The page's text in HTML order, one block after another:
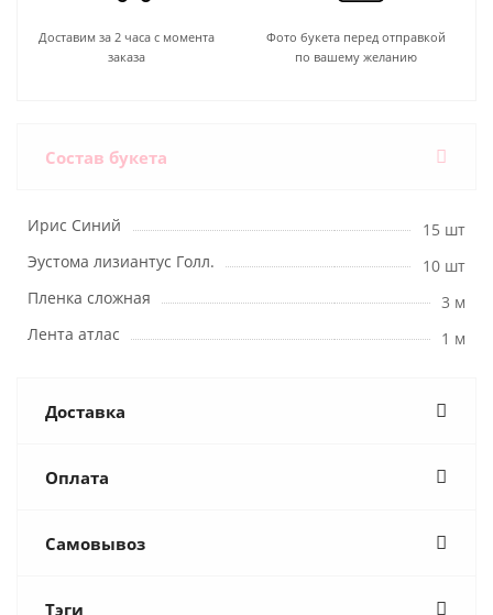
Доставим за 2 часа с момента
заказа
Фото букета перед отправкой
по вашему желанию
Состав букета
Ирис Синий
15 шт
Эустома лизиантус Голл.
10 шт
Пленка сложная
3 м
Лента атлас
1 м
Доставка
Оплата
Самовывоз
Тэги